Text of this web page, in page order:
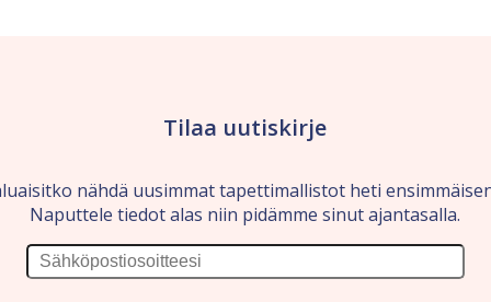
Tilaa uutiskirje
nähdä uusimmat tapettimallistot heti
Naputtele tiedot alas niin pidämme sinut ajantasalla.